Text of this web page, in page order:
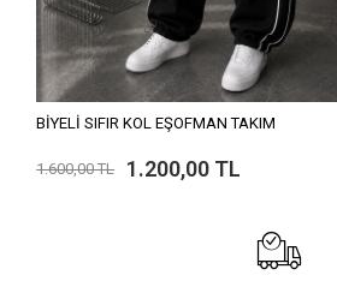
BİYELİ SIFIR KOL EŞOFMAN TAKIM
1.600,00 TL 1.200,00 TL